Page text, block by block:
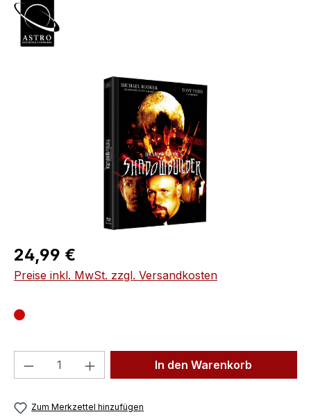
Bildergalerie überspringen
Regulärer Preis:
24,99 €
Preise inkl. MwSt. zzgl. Versandkosten
Produkt Anzahl: Gib denIn den Warenkorb
Zum Merkzettel hinzufügen